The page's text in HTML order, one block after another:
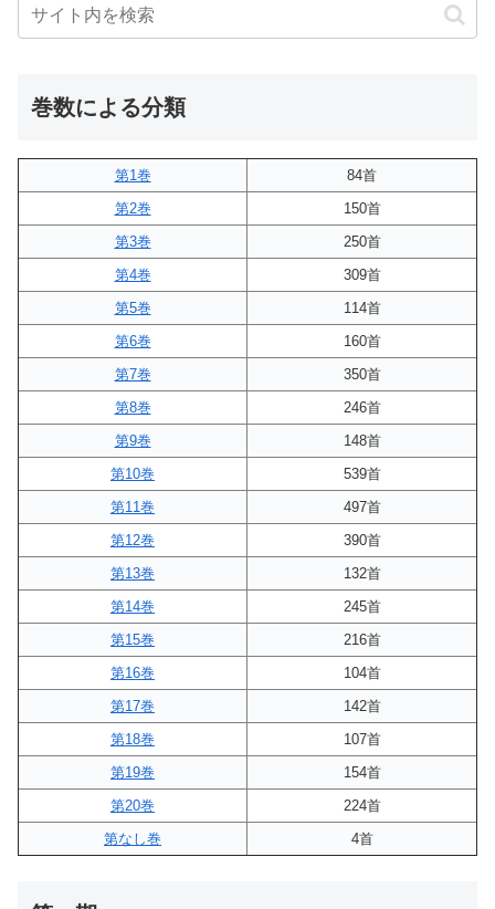
巻数による分類
第1巻
84首
第2巻
150首
第3巻
250首
第4巻
309首
第5巻
114首
第6巻
160首
第7巻
350首
第8巻
246首
第9巻
148首
第10巻
539首
第11巻
497首
第12巻
390首
第13巻
132首
第14巻
245首
第15巻
216首
第16巻
104首
第17巻
142首
第18巻
107首
第19巻
154首
第20巻
224首
第なし巻
4首